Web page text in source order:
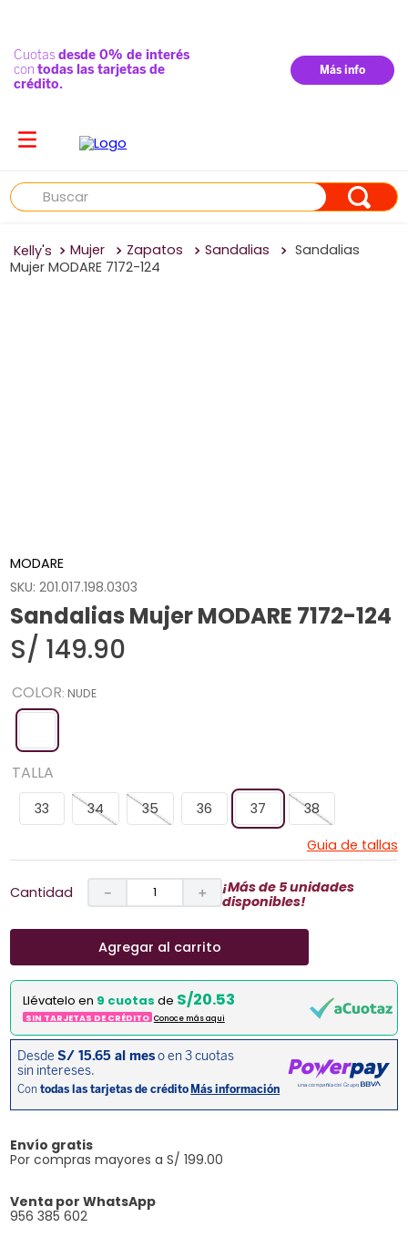
Buscar
Mujer Zapatos Sandalias
Sandalias
Mujer MODARE 7172-124
MODARE
SKU:201.017.198.0303
Sandalias Mujer MODARE 7172-124
S/ 149.90
COLOR: NUDE
TALLA
33 34 35 36 37
38
Guia de tallas
Cantidad ＋
－
¡Más de 5 unidades
disponibles!
Agregar al carrito
Llévatelo en 9 cuotas de S/20.53
SIN TARJETAS DE CRÉDITO Conoce más aqui
Envío gratis
Por compras mayores a S/ 199.00
Venta por WhatsApp
956 385 602